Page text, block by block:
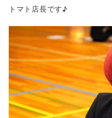
トマト店長です♪